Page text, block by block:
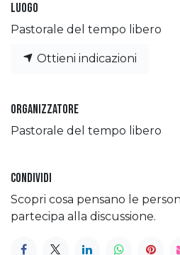
Luogo
Pastorale del tempo libero
Ottieni indicazioni
Organizzatore
Pastorale del tempo libero
Condividi
Scopri cosa pensano le
partecipa alla discussione.